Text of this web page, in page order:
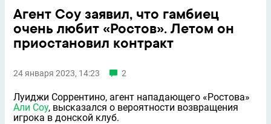
Агент Соу заявил, что гамбиец
очень любит «Ростов». Летом он
приостановил контракт
24 января 2023, 14:23 2
Луиджи Соррентино, агент нападающего «Ростова»
Али Соу, высказался о вероятности возвращения
игрока в донской клуб.